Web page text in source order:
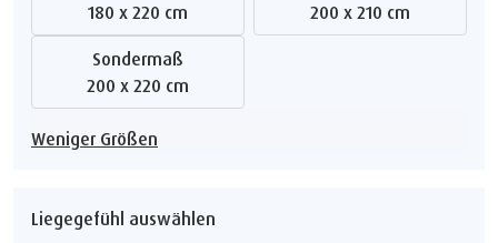
180 x 220 cm
200 x 210 cm
Sondermaß
200 x 220 cm
Weniger Größen
Liegegefühl auswählen